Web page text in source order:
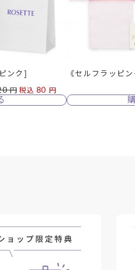
ンク]
税込 80
《セルフラッピ